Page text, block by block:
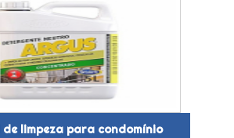
limpeza para condomínio